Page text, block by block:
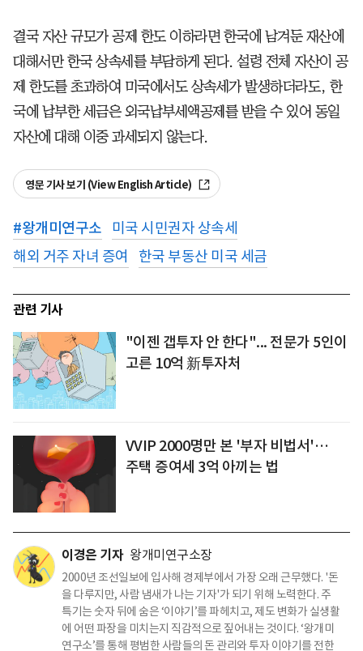
결국 자산 규모가 공제 한도 이하라면 한국에 남겨둔 재산에
대해서만 한국 상속세를 부담하게 된다. 설령 전체 자산이 공
제 한도를 초과하여 미국에서도 상속세가 발생하더라도, 한
국에 납부한 세금은 외국납부세액공제를 받을 수 있어 동일
자산에 대해 이중 과세되지 않는다.
영문 기사 보기 (View English Article)
#왕개미연구소
미국 시민권자 상속세
해외 거주 자녀 증여
한국 부동산 미국 세금
관련 기사
"이젠 갭투자 안 한다"... 전문가 5인이
고른 10억 新투자처
VVIP 2000명만 본 '부자 비법서'…
주택 증여세 3억 아끼는 법
이경은 기자 왕개미연구소장
2000년 조선일보에 입사해 경제부에서 가장 오래 근무했다. '돈
을 다루지만, 사람 냄새가 나는 기자'가 되기 위해 노력한다. 주
특기는 숫자 뒤에 숨은 ‘이야기’를 파헤치고, 제도 변화가 실생활
에 어떤 파장을 미치는지 직감적으로 짚어내는 것이다. ‘왕개미
연구소’를 통해 평범한 사람들의 돈 관리와 투자 이야기를 전한